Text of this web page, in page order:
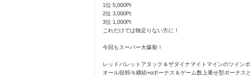
1位 5,000Pt
2位 3,000Pt
3位 1,000Pt
これだけでは物足りない方に！
今回もスーパー大爆裂！
レッドバレットアタック＆ザダイナマイトマインのツイン
オール役85％継続+αボーナス＆ゲーム数上乗せ型ボーナス